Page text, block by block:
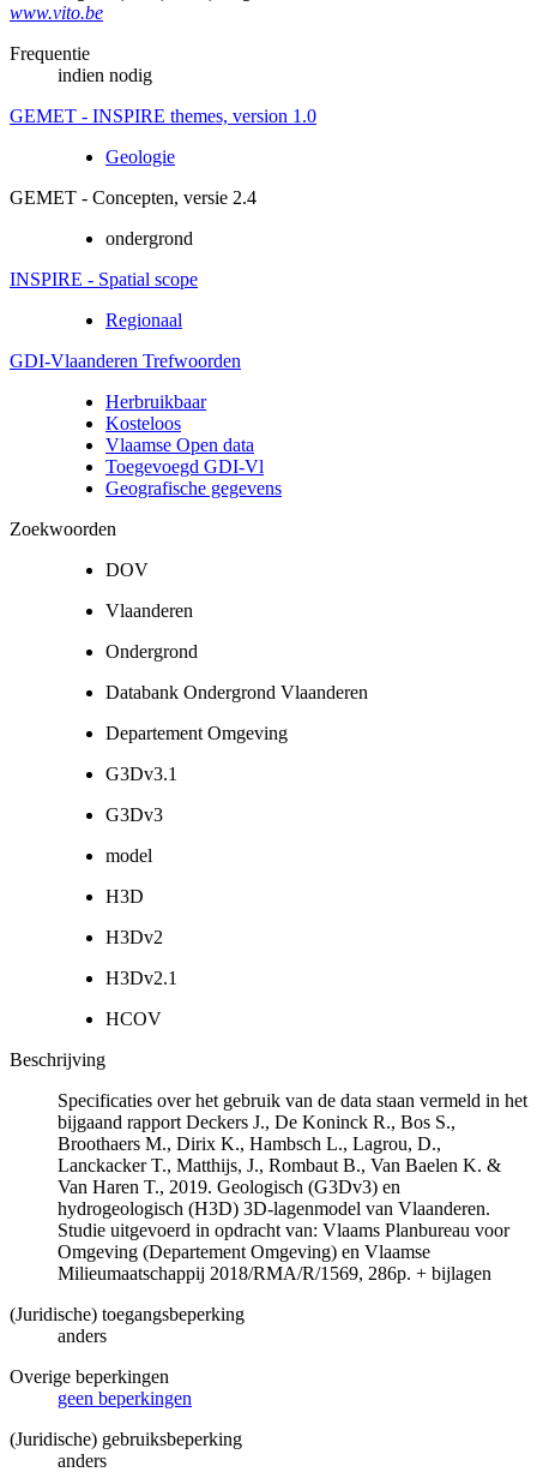
www.vito.be
Frequentie
indien nodig
GEMET - INSPIRE themes, version 1.0
Geologie
GEMET - Concepten, versie 2.4
ondergrond
INSPIRE - Spatial scope
Regionaal
GDI-Vlaanderen Trefwoorden
Herbruikbaar
Kosteloos
Vlaamse Open data
Toegevoegd GDI-Vl
Geografische gegevens
Zoekwoorden
DOV
Vlaanderen
Ondergrond
Databank Ondergrond Vlaanderen
Departement Omgeving
G3Dv3.1
G3Dv3
model
H3D
H3Dv2
H3Dv2.1
HCOV
Beschrijving
Specificaties over het gebruik van de data staan vermeld in het
bijgaand rapport Deckers J., De Koninck R., Bos S.,
Broothaers M., Dirix K., Hambsch L., Lagrou, D.,
Lanckacker T., Matthijs, J., Rombaut B., Van Baelen K. &
Van Haren T., 2019. Geologisch (G3Dv3) en
hydrogeologisch (H3D) 3D-lagenmodel van Vlaanderen.
Studie uitgevoerd in opdracht van: Vlaams Planbureau voor
Omgeving (Departement Omgeving) en Vlaamse
Milieumaatschappij 2018/RMA/R/1569, 286p. + bijlagen
(Juridische) toegangsbeperking
anders
Overige beperkingen
geen beperkingen
(Juridische) gebruiksbeperking
anders